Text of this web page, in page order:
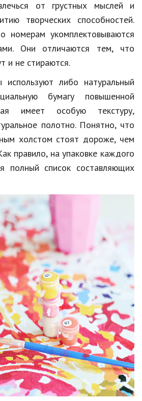
от грустных мыслей и
творческих способностей.
номерам укомплектовываются
Они отличаются тем, что
и не стираются.
используют либо натуральный
бумагу повышенной
имеет особую текстуру,
полотно. Понятно, что
холстом стоят дороже, чем
правило, на упаковке каждого
полный список составляющих